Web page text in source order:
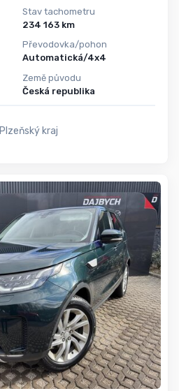
Stav tachometru
234 163 km
Převodovka/pohon
Automatická/4x4
Země původu
Česká republika
Plzeňský kraj